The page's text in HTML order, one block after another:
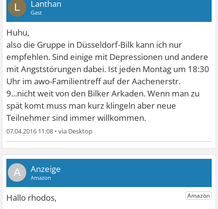
L Lanthan
Gast
Huhu,
also die Gruppe in Düsseldorf-Bilk kann ich nur
empfehlen. Sind einige mit Depressionen und andere
mit Angststörungen dabei. Ist jeden Montag um 18:30
Uhr im awo-Familientreff auf der Aachenerstr.
9...nicht weit von den Bilker Arkaden. Wenn man zu
spät komt muss man kurz klingeln aber neue
Teilnehmer sind immer willkommen.
07.04.2016 11:08 •
A